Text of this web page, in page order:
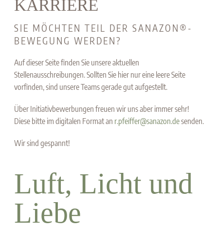
KARRIERE
SIE MÖCHTEN TEIL DER SANAZON®-
BEWEGUNG WERDEN?
Auf dieser Seite finden Sie unsere aktuellen
Stellenausschreibungen. Sollten Sie hier nur eine leere Seite
vorfinden, sind unsere Teams gerade gut aufgestellt.
Über Initiativbewerbungen freuen wir uns aber immer sehr!
Diese bitte im digitalen Format an r.pfeiffer@sanazon.desenden.
Wir sind gespannt!
Luft, Licht und
Liebe